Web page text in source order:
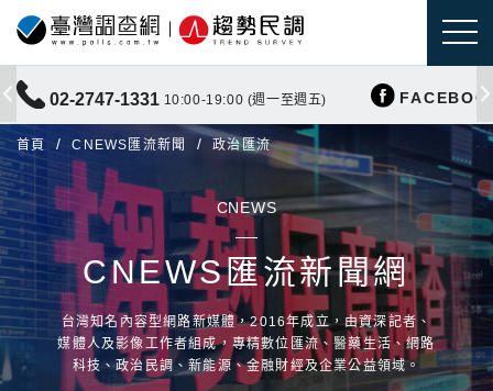
02-2747-1331 10:00-19:00 (週一至週五)
首頁 CNEWS匯流新聞 政治匯流
CNEWS
CNEWS匯流新聞網
台灣知名內容型網路新媒體，2016年成立，由資深記者、
媒體人及影像工作者組成，專精數位匯流、醫藥生活、網路
科技、政治民調、新能源、金融財經及企業公益領域。